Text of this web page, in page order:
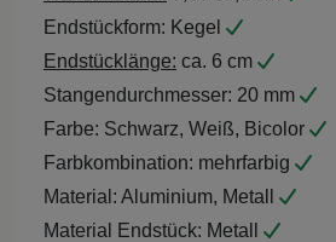
Endstückform: Kegel
Endstücklänge: ca. 6 cm
Stangendurchmesser: 20 mm
Farbe: Schwarz, Weiß, Bicolor
Farbkombination: mehrfarbig
Material: Aluminium, Metall
Material Endstück: Metall